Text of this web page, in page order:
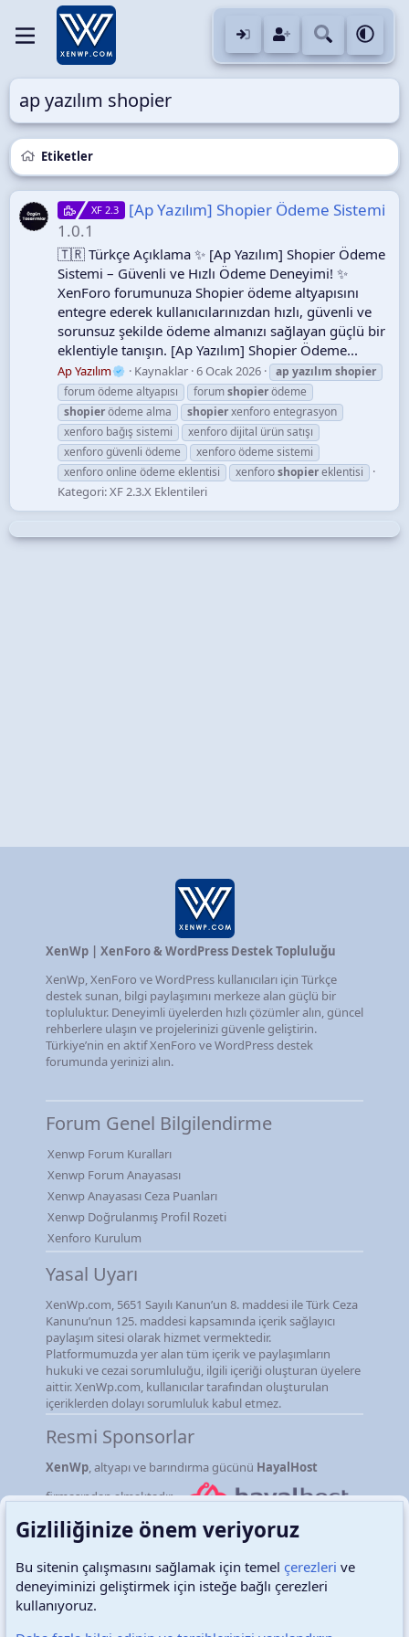
ap yazılım shopier
Etiketler
XF 2.3
[Ap Yazılım] Shopier Ödeme Sistemi
1.0.1
🇹🇷 Türkçe Açıklama ✨ [Ap Yazılım] Shopier Ödeme
Sistemi – Güvenli ve Hızlı Ödeme Deneyimi! ✨
XenForo forumunuza Shopier ödeme altyapısını
entegre ederek kullanıcılarınızdan hızlı, güvenli ve
sorunsuz şekilde ödeme almanızı sağlayan güçlü bir
eklentiyle tanışın. [Ap Yazılım] Shopier Ödeme...
Ap Yazılım Kaynaklar 6 Ocak 2026 ap yazılım shopier
forum ödeme altyapısı
forumshopierödeme
shopierödeme alma shopierxenforo entegrasyon
xenforo bağış sistemi
xenforo dijital ürün satışı
xenforo güvenli ödeme
xenforo ödeme sistemi
xenforo online ödeme eklentisi
xenforoshopiereklentisi
Kategori:XF 2.3.X Eklentileri
XenWp | XenForo & WordPress Destek Topluluğu
XenWp, XenForo ve WordPress kullanıcıları için Türkçe
destek sunan, bilgi paylaşımını merkeze alan güçlü bir
topluluktur. Deneyimli üyelerden hızlı çözümler alın, güncel
rehberlere ulaşın ve projelerinizi güvenle geliştirin.
Türkiye’nin en aktif XenForo ve WordPress destek
forumunda yerinizi alın.
Forum Genel Bilgilendirme
Xenwp Forum Kuralları
Xenwp Forum Anayasası
Xenwp Anayasası Ceza Puanları
Xenwp Doğrulanmış Profil Rozeti
Xenforo Kurulum
Yasal Uyarı
XenWp.com, 5651 Sayılı Kanun’un 8. maddesi ile Türk Ceza
Kanunu’nun 125. maddesi kapsamında içerik sağlayıcı
paylaşım sitesi olarak hizmet vermektedir.
Platformumuzda yer alan tüm içerik ve paylaşımların
hukuki ve cezai sorumluluğu, ilgili içeriği oluşturan üyelere
aittir. XenWp.com, kullanıcılar tarafından oluşturulan
içeriklerden dolayı sorumluluk kabul etmez.
Resmi Sponsorlar
XenWp, altyapı ve barındırma gücünü HayalHost
firmasından almaktadır.
Türkçe (TR) Çerezler
Gizliliğinize önem veriyoruz
Bu sitenin çalışmasını sağlamak için temel çerezleri ve
deneyiminizi geliştirmek için isteğe bağlı çerezleri
kullanıyoruz.